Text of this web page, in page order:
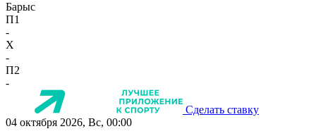
Барыс
П1
-
X
-
П2
-
Сделать ставку
04 октября 2026, Вс, 00:00